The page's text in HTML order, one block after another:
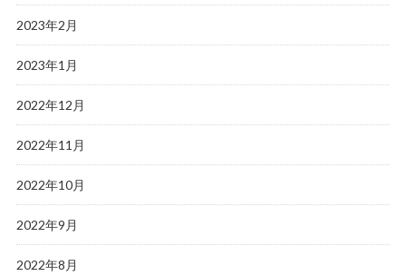
2023年2月
2023年1月
2022年12月
2022年11月
2022年10月
2022年9月
2022年8月